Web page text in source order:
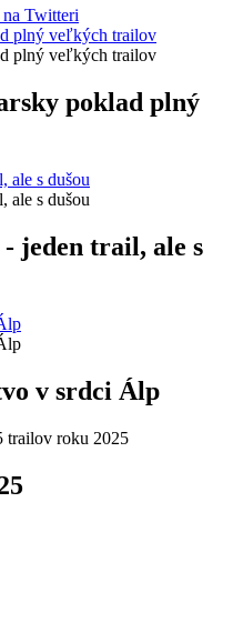
Twitteri
poklad plný
- jeden trail, ale s
v srdci Álp